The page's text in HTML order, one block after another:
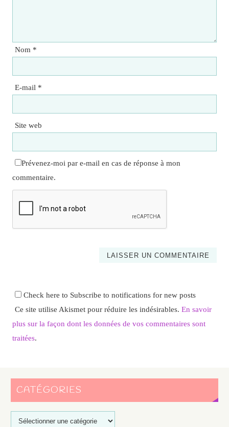
Nom *
E-mail *
Site web
Prévenez-moi par e-mail en cas de réponse à mon
commentaire.
Check here to Subscribe to notifications for new posts
Ce site utilise Akismet pour réduire les indésirables. En savoir
plus sur la façon dont les données de vos commentaires sont
traitées.
CATÉGORIES